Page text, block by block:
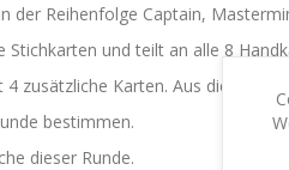
der Reihenfolge Captain,
und teilt an alle 8
zusätzliche Karten. Aus diesen 4
bestimmen.
dieser Runde.